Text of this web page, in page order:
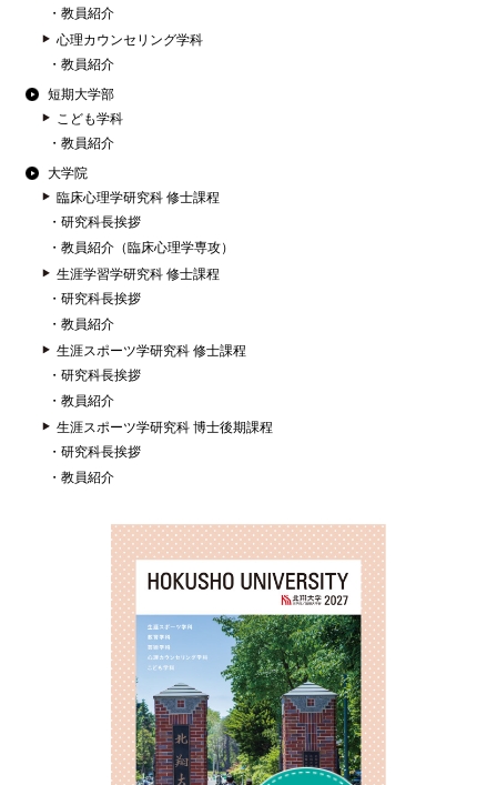
教員紹介
心理カウンセリング学科
教員紹介
短期大学部
こども学科
教員紹介
大学院
臨床心理学研究科 修士課程
研究科長挨拶
教員紹介（臨床心理学専攻）
生涯学習学研究科 修士課程
研究科長挨拶
教員紹介
生涯スポーツ学研究科 修士課程
研究科長挨拶
教員紹介
生涯スポーツ学研究科 博士後期課程
研究科長挨拶
教員紹介